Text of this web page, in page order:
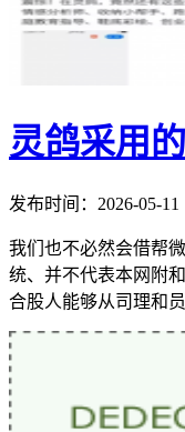
灵鸽采用
发布时间：2026-05-11
我们也不必然会借帮
统、并不代表本网附
合股人能够从司理和